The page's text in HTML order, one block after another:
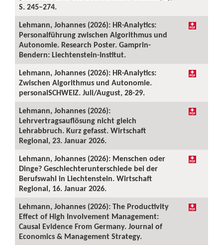
S. 245–274.
Lehmann, Johannes (2026): HR-Analytics:
Personalführung zwischen Algorithmus und
Autonomie. Research Poster. Gamprin-
Bendern: Liechtenstein-Institut.
Lehmann, Johannes (2026): HR-Analytics:
Zwischen Algorithmus und Autonomie.
personalSCHWEIZ. Juli/August, 28-29.
Lehmann, Johannes (2026):
Lehrvertragsauflösung nicht gleich
Lehrabbruch. Kurz gefasst. Wirtschaft
Regional, 23. Januar 2026.
Lehmann, Johannes (2026): Menschen oder
Dinge? Geschlechterunterschiede bei der
Berufswahl in Liechtenstein. Wirtschaft
Regional, 16. Januar 2026.
Lehmann, Johannes (2026): The Productivity
Effect of High Involvement Management:
Causal Evidence From Germany. Journal of
Economics & Management Strategy.